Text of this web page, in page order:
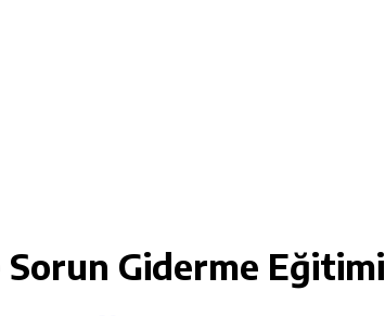
Giderme Eğitimi